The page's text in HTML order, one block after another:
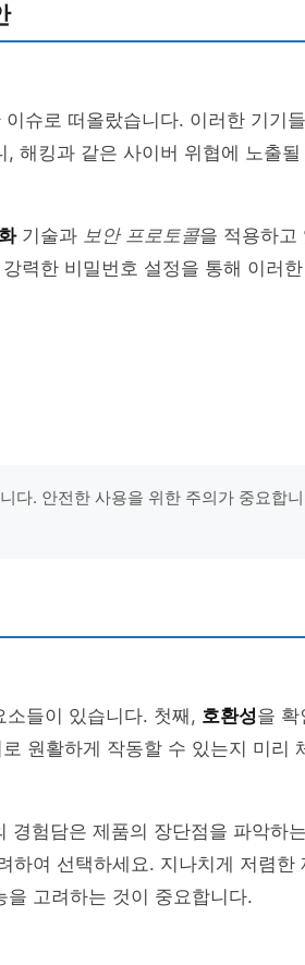
이슈로 떠올랐습니다. 이러한 기기
해킹과 같은 사이버 위협에 노출될
기술과 보안 프로토콜을 적용하고
력한 비밀번호 설정을 통해 이러
다. 안전한 사용을 위한 주의가 중요합
들이 있습니다. 첫째, 호환성을 확
원활하게 작동할 수 있는지 미리
경험담은 제품의 장단점을 파악하
하여 선택하세요. 지나치게 저렴한
고려하는 것이 중요합니다.